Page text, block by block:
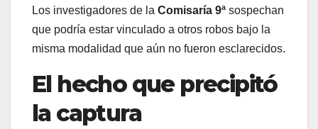
Los investigadores de la Comisaría 9ª sospechan
que podría estar vinculado a otros robos bajo la
misma modalidad que aún no fueron esclarecidos.
El hecho que precipitó
la captura